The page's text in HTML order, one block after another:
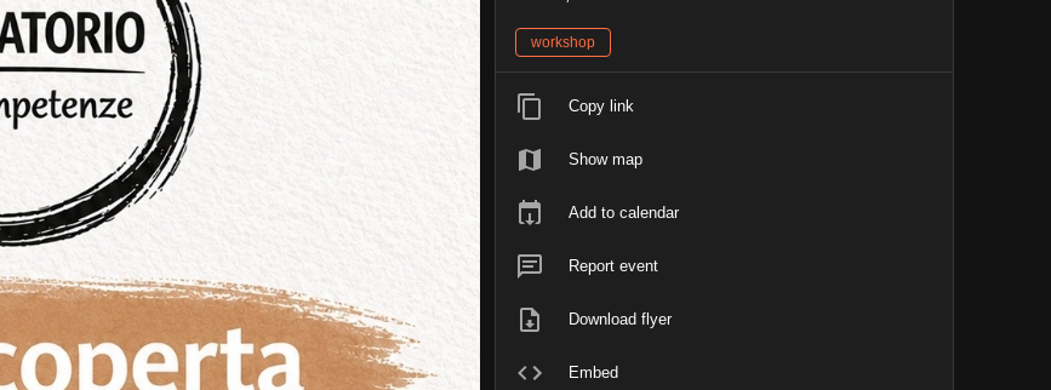
workshop
Copy link
Show map
Add to calendar
Report event
Download flyer
Embed